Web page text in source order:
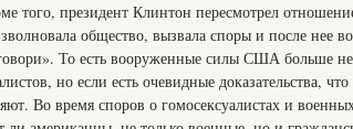
того, президент Клинтон пересмотрел
общество, вызвала споры и после нее
То есть вооруженные силы США больше
но если есть очевидные доказательства,
Во время споров о гомосексуалистах и